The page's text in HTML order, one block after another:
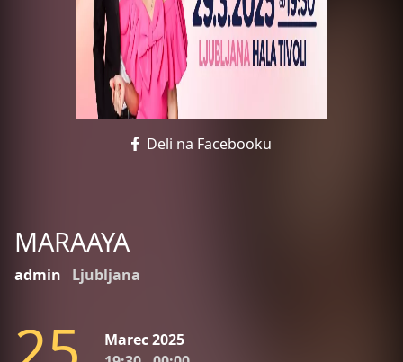
Deli na Facebooku
MARAAYA
admin Ljubljana
Marec 2025